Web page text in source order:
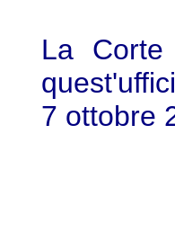
La Corte
7 ottobre